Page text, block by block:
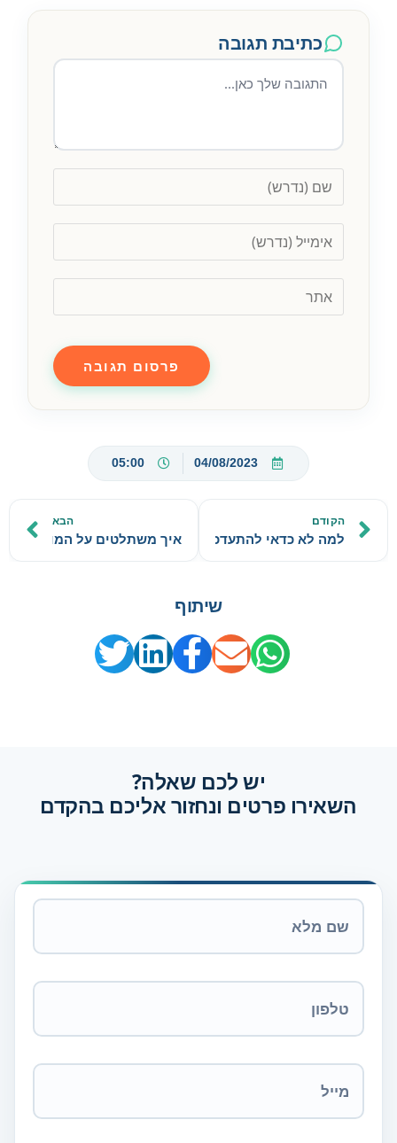
כתיבת תגובה
04/08/2023
05:00
הקודם
למה לא כדאי להתעדכן בחדשות?
הבא
איך משתלטים על המוח?
שיתוף
יש לכם שאלה?
השאירו פרטים ונחזור אליכם בהקדם